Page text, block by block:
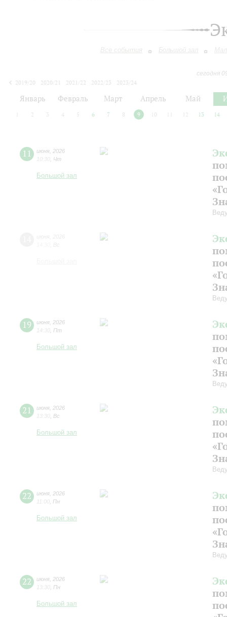
Все события Большой зал
сегодня
2019/20
2020/21 2021/22 2022/23
2023/24
Январь Февраль Март Апрель Май
2 3 4 5 6 7 8 9 10 12 13 14
11 июня 2026
10:30 Чт
Большой зал
19 июня 2026
14:30 Пт
Большой зал
21 июня 2026
13:30 Вс
Большой зал
22 июня 2026
11:00 Пн
Большой зал
22 июня 2026
13:30 Пн
Большой зал